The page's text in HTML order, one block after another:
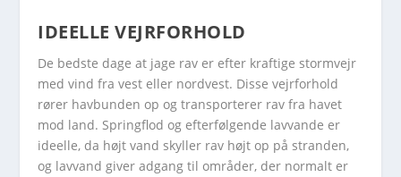
IDEELLE VEJRFORHOLD
De bedste dage at jage rav er efter kraftige stormvejr
med vind fra vest eller nordvest. Disse vejrforhold
rører havbunden op og transporterer rav fra havet
mod land. Springflod og efterfølgende lavvande er
ideelle, da højt vand skyller rav højt op på stranden,
og lavvand giver adgang til områder, der normalt er